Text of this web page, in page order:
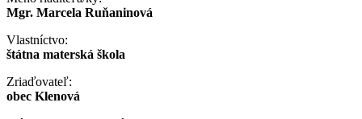
Mgr. Marcela Ruňaninová
Vlastníctvo:
štátna materská škola
Zriaďovateľ:
obec Klenová